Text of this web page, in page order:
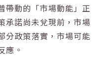
帶動的「市場動能」正
承諾尚未兌現前，市場
分政策落實，市場可能
應。